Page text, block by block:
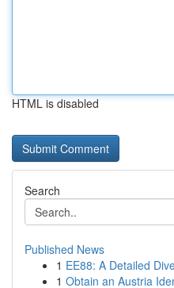
HTML is disabled
Search
Published News
1 EE88: A Detailed
1 Obtain an Austria